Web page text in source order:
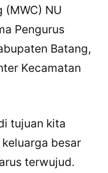
(MWC) NU
Pengurus
Batang,
Kecamatan
tujuan kita
besar
terwujud.